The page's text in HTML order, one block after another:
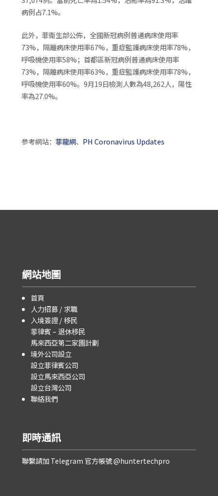
病例占7.1%。
此外，菲衛生部公佈，全國新冠病例普通病床使用率
73%，隔離病床使用率67%，重症監護病床使用率78%，
呼吸機使用率58%；首都區新冠病例普通病床使用率
73%，隔離病床使用率63%，重症監護病床使用率78%，
呼吸機使用率60%。9月19日檢測人數為48,262人，陽性
率為27.0%。
參考網站： 菲龍網、 PH Coronavirus Updates
網站地圖
首頁
人力招募 / 求職
入境簽證 / 移民
菲律賓 – 退休移民
馬來西亞第二家園計劃
境外公司設立
設立菲律賓公司
設立馬來西亞公司
設立台灣公司
聯絡我們
即時通訊
聯繫請加 Telegram 官方帳號 @huntertechpro